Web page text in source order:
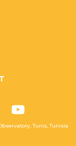
Tunis, Tunisia